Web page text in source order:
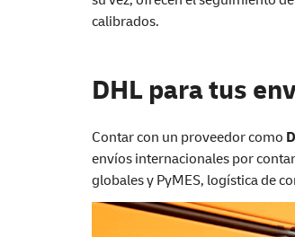
calibrados.
DHL para tus
Contar con un proveedor como
envíos internacionales por
globales y PyMES, logística de